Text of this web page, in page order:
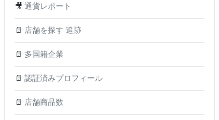
🎥 通貨レポート
📄 店舗を探す 追跡
📄 多国籍企業
📄 認証済みプロフィール
📄 店舗商品数